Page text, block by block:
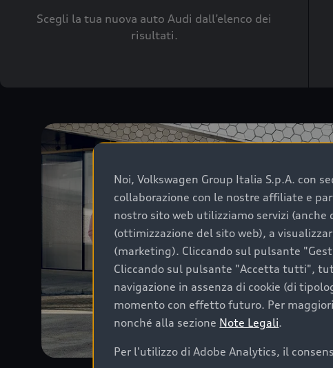
Noi, Volkswagen Group Italia S.p.A. con
collaborazione con le nostre affiliate e
nostro sito web utilizziamo servizi
(ottimizzazione del sito web), a
(marketing). Cliccando sul pulsante
Cliccando sul pulsante "Accetta tutti",
navigazione in assenza di cookie (di
momento con effetto futuro. Per
nonché alla sezione Note Legali.
Per l'utilizzo di Adobe Analytics, il
Scegli la tua nuova auto Audi dall’elenco dei
risultati.